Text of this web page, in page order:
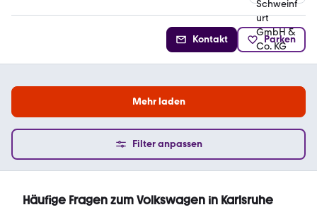
Kontakt Parken
Mehr laden
Filter anpassen
Häufige Fragen zum Volkswagen in Karlsruhe